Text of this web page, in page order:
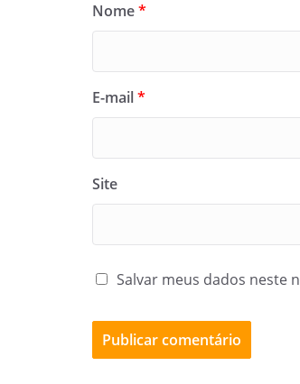
Nome*
E-mail*
Site
Salvar meus dados neste